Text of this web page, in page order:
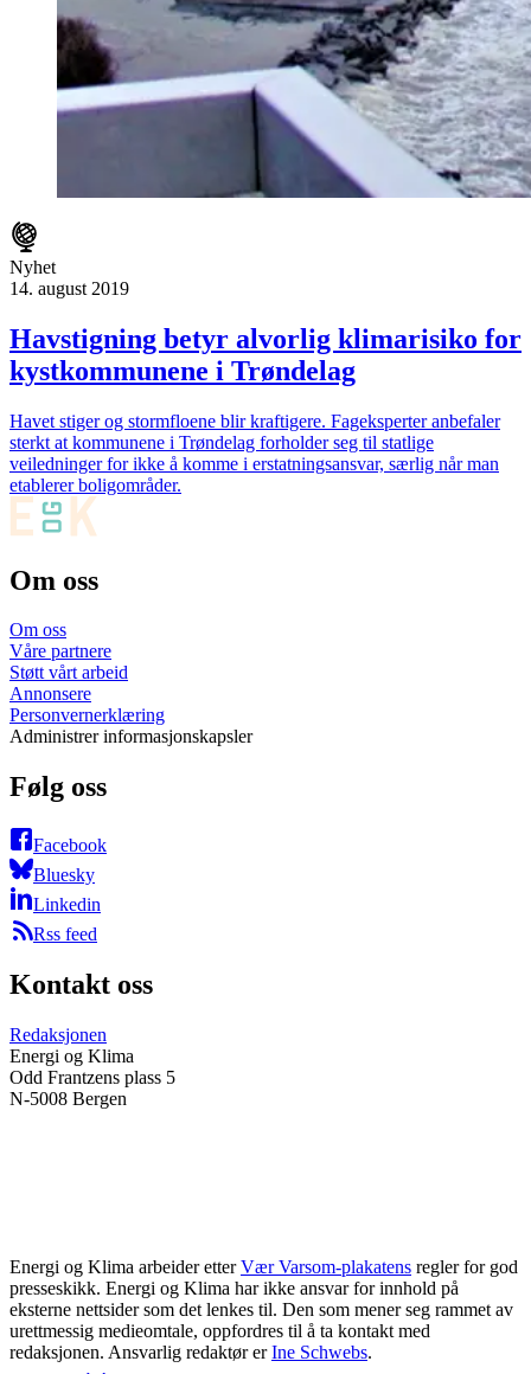
Nyhet
14. august 2019
Havstigning betyr alvorlig klimarisiko for
kystkommunene i Trøndelag
Havet stiger og stormfloene blir kraftigere. Fageksperter anbefaler
sterkt at kommunene i Trøndelag forholder seg til statlige
veiledninger for ikke å komme i erstatningsansvar, særlig når man
etablerer boligområder.
Om oss
Om oss
Våre partnere
Støtt vårt arbeid
Annonsere
Personvernerklæring
Administrer informasjonskapsler
Følg oss
Facebook
Bluesky
Linkedin
Rss feed
Kontakt oss
Redaksjonen
Energi og Klima
Odd Frantzens plass 5
N-5008 Bergen
Energi og Klima arbeider etter Vær Varsom-plakatens regler for god
presseskikk. Energi og Klima har ikke ansvar for innhold på
eksterne nettsider som det lenkes til. Den som mener seg rammet av
urettmessig medieomtale, oppfordres til å ta kontakt med
redaksjonen. Ansvarlig redaktør er Ine Schwebs.